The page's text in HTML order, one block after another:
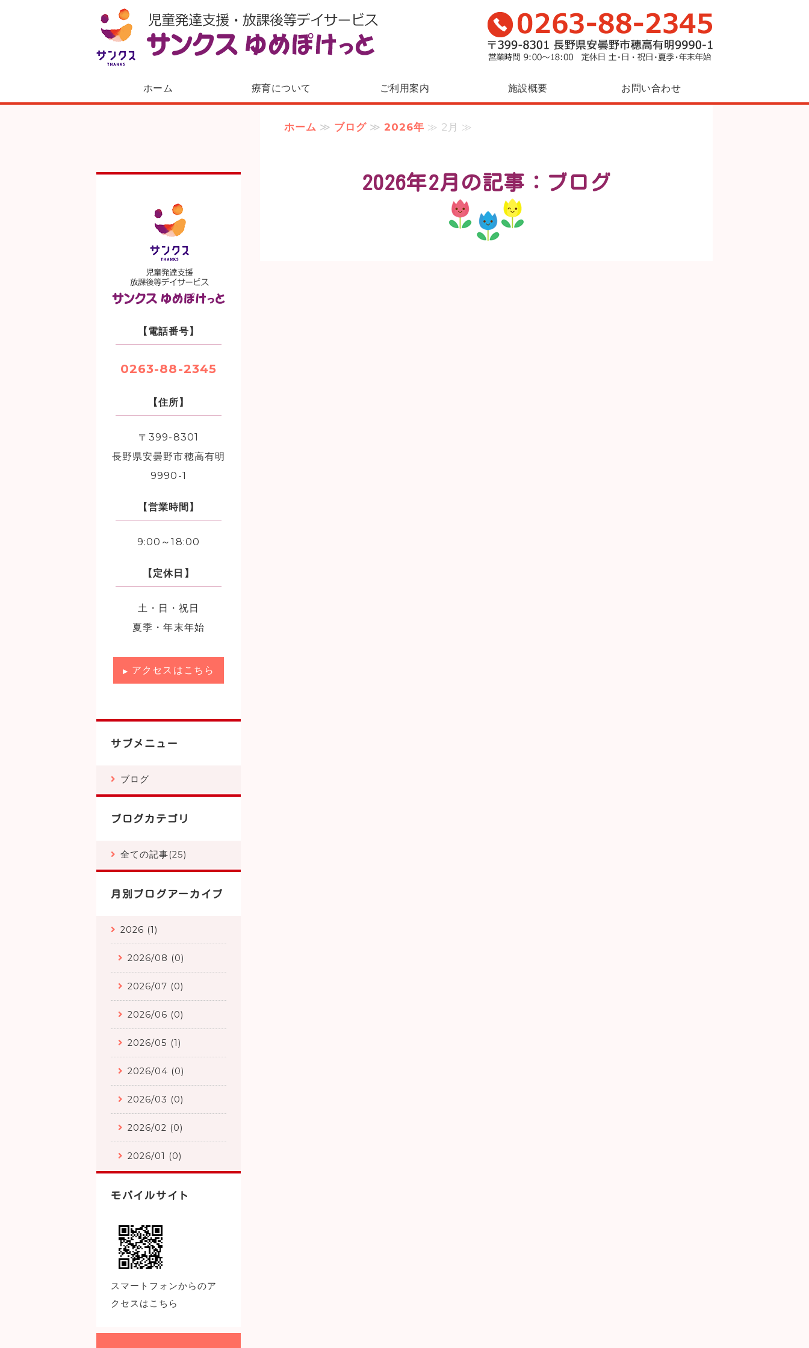
児童発達支援・放課後等デイサービス「サンクスゆ
ホーム 療育について ご利用案内 施設概要 お問い合わせ
ホーム ≫ ブログ ≫ 2026年 ≫ 2月 ≫
2026年2月の記事：ブログ
【電話番号】
0263-88-2345
【住所】
〒399-8301
長野県安曇野市穂高有明
9990-1
【営業時間】
9:00～18:00
【定休日】
土・日・祝日
夏季・年末年始
アクセスはこちら
サブメニュー
ブログ
ブログカテゴリ
全ての記事(25)
月別ブログアーカイブ
2026 (1)
2026/08 (0)
2026/07 (0)
2026/06 (0)
2026/05 (1)
2026/04 (0)
2026/03 (0)
2026/02 (0)
2026/01 (0)
モバイルサイト
スマートフォンからのア
クセスはこちら